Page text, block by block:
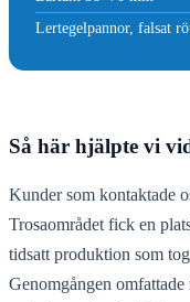
Lertegelpannor, falsat
Så här hjälpte vi
Kunder som kontaktade
Trosaområdet fick en
tidsatt produktion som
Genomgången